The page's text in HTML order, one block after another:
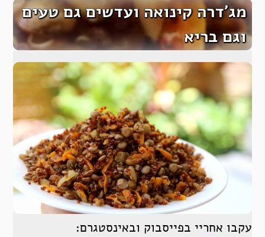
מג’דרה קינואה ועדשים גם טעים
וגם בריא
עקבו אחריי בפייסבוק ובאינסטגרם: